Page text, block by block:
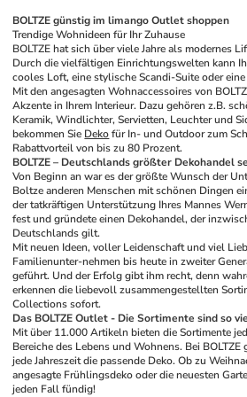
BOLTZE günstig im limango Outlet shoppen
Trendige Wohnideen für Ihr Zuhause
BOLTZE hat sich über viele Jahre als modernes
Durch die vielfältigen Einrichtungswelten kann
cooles Loft, eine stylische Scandi-Suite oder
Mit den angesagten Wohnaccessoires von
Akzente in Ihrem Interieur. Dazu gehören z.B.
Keramik, Windlichter, Servietten, Leuchter und
bekommen Sie Deko für In- und Outdoor zum
Rabattvorteil von bis zu 80 Prozent.
BOLTZE – Deutschlands größter Dekohandel
Von Beginn an war es der größte Wunsch der
Boltze anderen Menschen mit schönen Dingen
der tatkräftigen Unterstützung Ihres Mannes
fest und gründete einen Dekohandel, der
Deutschlands gilt.
Mit neuen Ideen, voller Leidenschaft und viel
Familienunter-nehmen bis heute in zweiter
geführt. Und der Erfolg gibt ihm recht, denn
erkennen die liebevoll zusammengestellten
Collections sofort.
Das BOLTZE Outlet - Die Sortimente sind so
Mit über 11.000 Artikeln bieten die Sortimente
Bereiche des Lebens und Wohnens. Bei
jede Jahreszeit die passende Deko. Ob zu
angesagte Frühlingsdeko oder die neuesten
jeden Fall fündig!